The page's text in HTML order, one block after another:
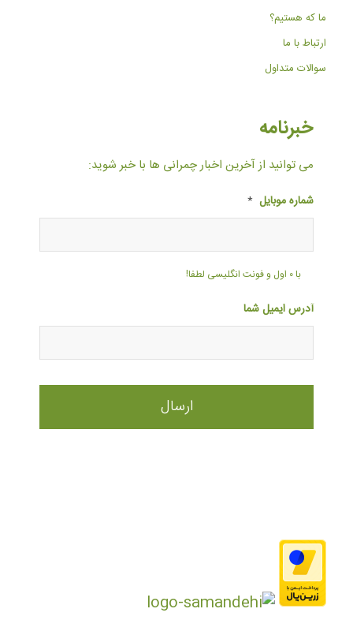
ما که هستیم؟
ارتباط با ما
سوالات متداول
خبرنامه
می توانید از آخرین اخبار چمرانی ها با خبر شوید:
شماره موبایل *
با ۰ اول و فونت انگلیسی لطفا!
آدرس ایمیل شما